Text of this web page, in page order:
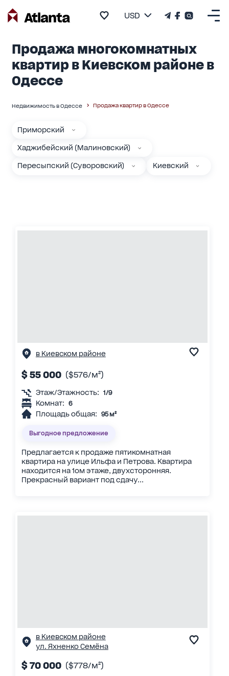
USD
Продажа многокомнатных
квартир в Киевском районе в
Одессе
Недвижимость в Одессе Продажа квартир в Одессе
Приморский
Хаджибейский (Малиновский)
Пересыпский (Суворовский) Киевский
в Киевском районе
$ 55 000 ($576/м²)
Этаж/Этажность: 1/9
Комнат: 6
Площадь общая: 95 м²
Выгодное предложение
Предлагается к продаже пятикомнатная
квартира на улице Ильфа и Петрова. Квартира
находится на 1ом этаже, двухсторонняя.
Прекрасный вариант под сдачу...
в Киевском районе
ул. Яхненко Семёна
$ 70 000 ($778/м²)